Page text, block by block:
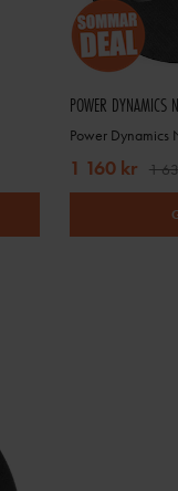
POWER DYNAMICS
Power Dynamics
1 160 kr 1